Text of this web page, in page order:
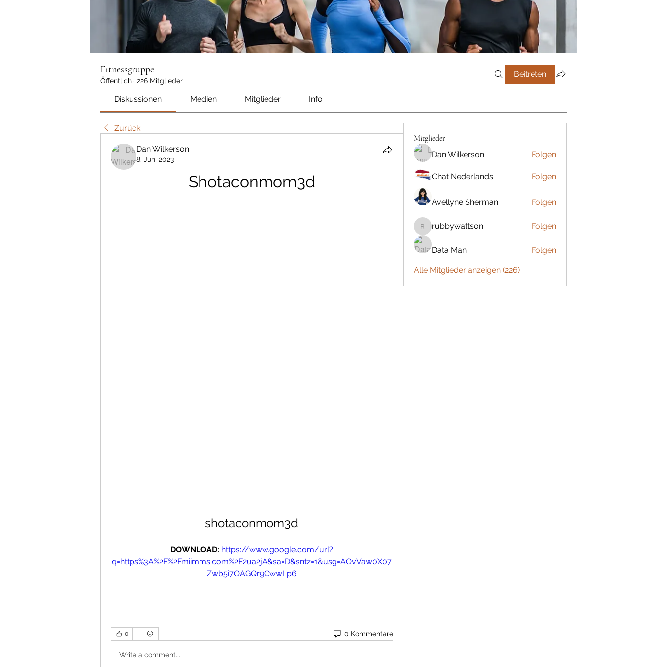
Fitnessgruppe
Öffentlich · 226 Mitglieder
Beitreten
Diskussionen Medien Mitglieder Info
Zurück
Dan Wilkerson
8. Juni 2023
Shotaconmom3d
shotaconmom3d
DOWNLOAD: https://www.google.com/url?
q=https%3A%2F%2Fmiimms.com%2F2ua2jA&sa=D&sntz=1&usg=AOvVaw0X07
Zwb5i7OAGQr9CwwLp6
0 0 Kommentare
Write a comment...
Mitglieder
Dan Wilkerson Folgen
Chat Nederlands Folgen
Avellyne Sherman Folgen
rubbywattson
rubbywattson Folgen
Data Man Folgen
Alle Mitglieder anzeigen (226)